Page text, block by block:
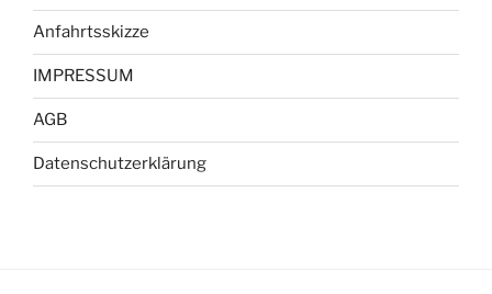
Anfahrtsskizze
IMPRESSUM
AGB
Datenschutzerklärung